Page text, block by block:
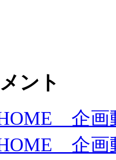
ント
企画
企画